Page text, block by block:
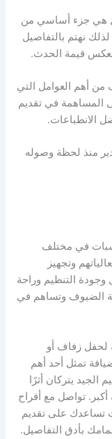
بل هي جزء أساسي من
نهتم بالتفاصيل
تعكس قيمة الحدث.
من أهم العوامل التي
المساهمة في تقديم
الانطباعات.
منذ لحظة وصوله
في مختلف
وتجهيز
التنظيم وراحة
الضيوف وتساهم في
لحفل زفاف أو
تمثل أحد أهم
يتركان أثرًا
أكبر. تواصل مع أفراح
من خدمات تساعدك على تقديم
بأدق التفاصيل.